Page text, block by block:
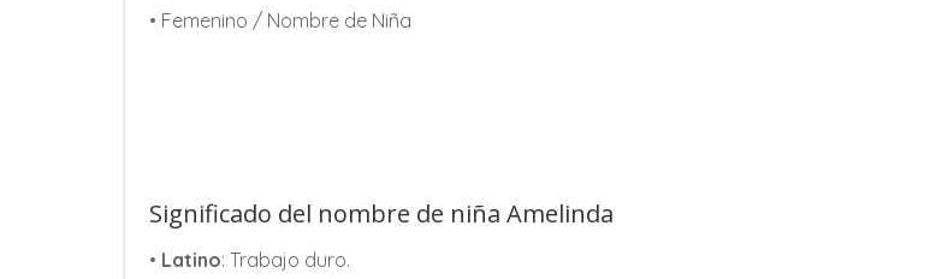
• Femenino / Nombre de Niña
Significado del nombre de niña Amelinda
• Latino: Trabajo duro.